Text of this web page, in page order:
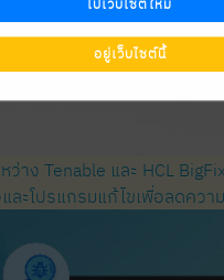
ว่าง Tenable และ HCL
และโปรแกรมแก้ไขเพื่อลดควา
ไปเว็บไซต์ใหม่
อยู่เว็บไซต์นี้